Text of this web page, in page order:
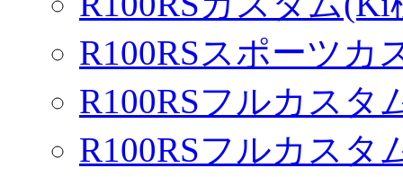
R100RSスポーツカ
R100RSフルカスタ
R100RSフルカスタ